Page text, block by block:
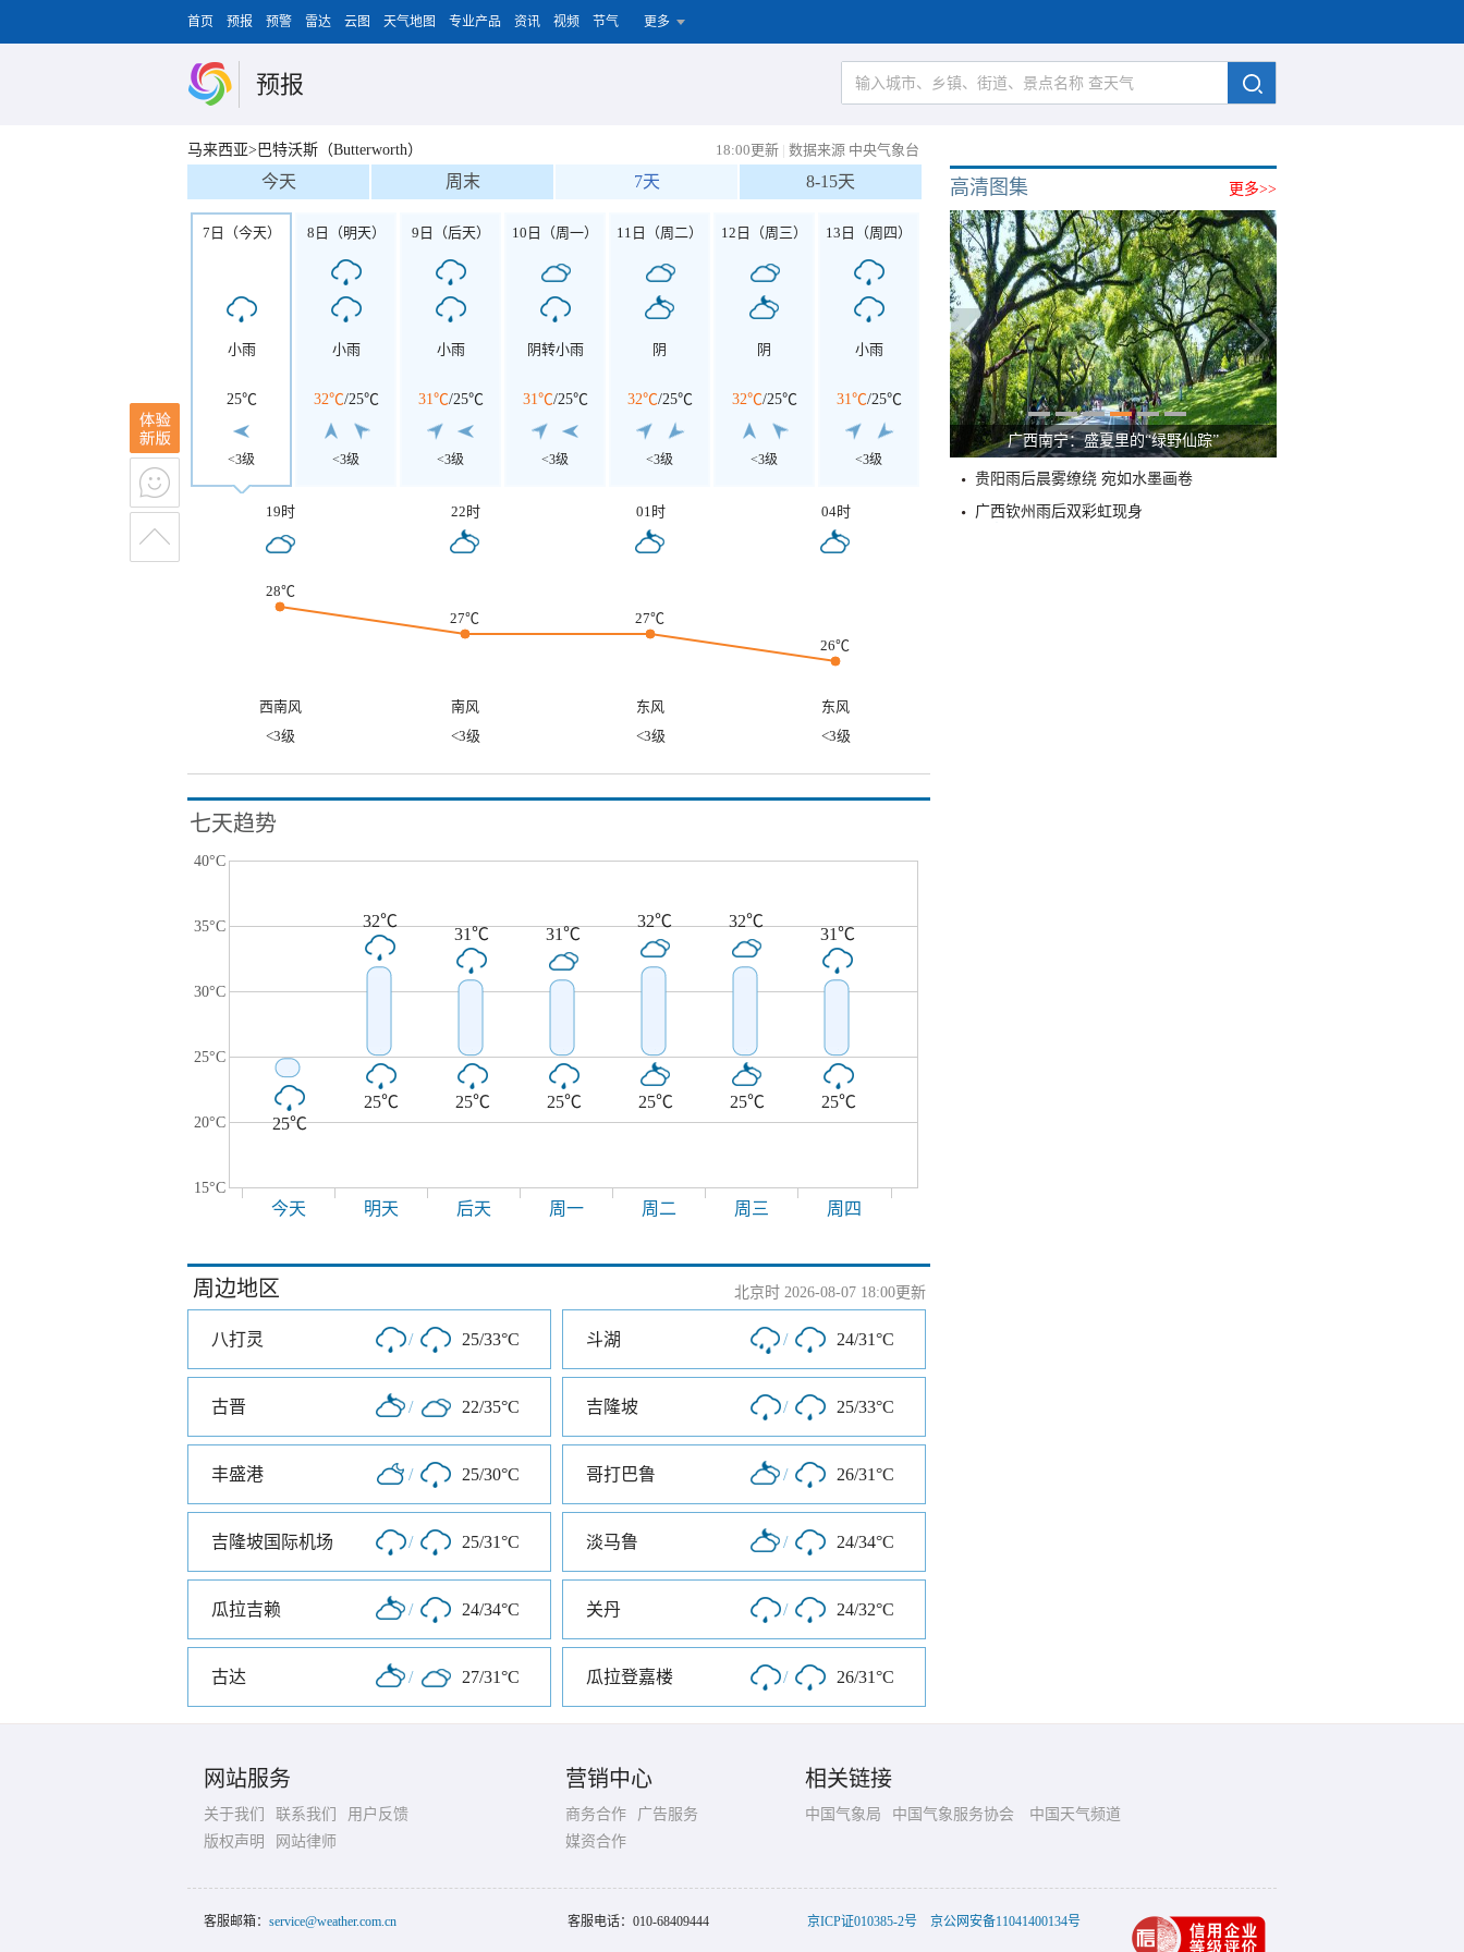
首页 预报 预警 雷达 云图 天气地图 专业产品 资讯 视频 节气 更多
预报
马来西亚>巴特沃斯（Butterworth） 18:00更新 | 数据来源 中央气象台
今天 周末 7天 8-15天
7日（今天）
小雨
25℃
<3级
8日（明天）
小雨
32℃/25℃
<3级
9日（后天）
小雨
31℃/25℃
<3级
10日（周一）
阴转小雨
31℃/25℃
<3级
11日（周二）
阴
32℃/25℃
<3级
12日（周三）
阴
32℃/25℃
<3级
13日（周四）
小雨
31℃/25℃
<3级
19时 22时 01时 04时
28℃
27℃
27℃
26℃
西南风 南风 东风
东风
<3级
<3级 <3级 <3级
七天趋势
40°C
35°C
30°C
25°C
20°C
15°C
25℃
32℃
25℃
31℃
25℃
31℃
25℃
32℃
25℃
32℃
25℃
31℃
25℃
今天 明天 后天 周一 周二 周三 周四
周边地区 北京时 2026-08-07 18:00更新
八打灵 / 25/33°C 斗湖 / 24/31°C
古晋 / 22/35°C 吉隆坡 / 25/33°C
丰盛港 / 25/30°C 哥打巴鲁 / 26/31°C
吉隆坡国际机场 / 25/31°C 淡马鲁 / 24/34°C
瓜拉吉赖 / 24/34°C 关丹 / 24/32°C
古达 / 27/31°C 瓜拉登嘉楼 / 26/31°C
更多>>
高清图集
广西南宁：盛夏里的“绿野仙踪”
贵阳雨后晨雾缭绕 宛如水墨画卷
广西钦州雨后双彩虹现身
网站服务
关于我们 联系我们
用户反馈
版权声明
网站律师
营销中心
商务合作
广告服务
媒资合作
相关链接
中国气象局 中国气象服务协会 中国天气频道
客服邮箱： service@weather.com.cn 客服电话： 010-68409444 京ICP证010385-2号 京公网安备11041400134号